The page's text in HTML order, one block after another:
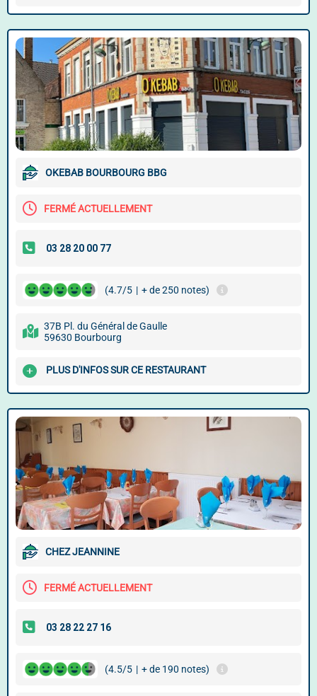
OKEBAB BOURBOURG BBG
FERMÉ ACTUELLEMENT
(4.7/5 | + de 250 notes)
37B Pl. du Général de Gaulle
59630 Bourbourg
PLUS D'INFOS SUR CE RESTAURANT
CHEZ JEANNINE
FERMÉ ACTUELLEMENT
(4.5/5 | + de 190 notes)